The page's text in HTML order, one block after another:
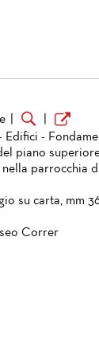
Edifici -
piano
parrocchia
su carta, mm
Correr